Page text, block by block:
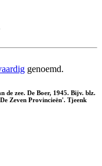
genoemd.
de zee. De Boer, 1945. Bijv. blz.
Zeven Provincieën'. Tjeenk